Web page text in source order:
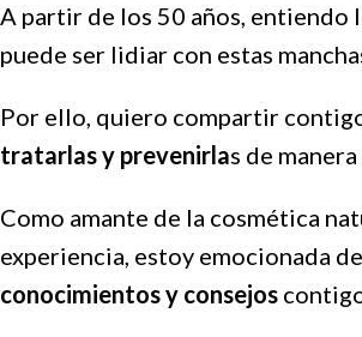
A partir de los 50 años, entiendo
puede ser lidiar con estas
Por ello, quiero compartir
tratarlas y prevenirlas de
Como amante de la cosmética
experiencia, estoy emocionada de
conocimientos y consejos